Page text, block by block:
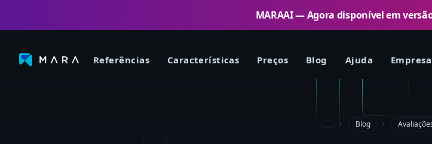
MARAAI — Agora disponível em
Referências Características Preços Blog Ajuda Empresa
Blog